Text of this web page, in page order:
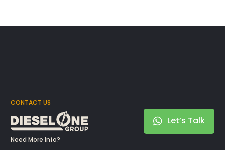
CONTACT US
Need More Info?
Let’s Talk